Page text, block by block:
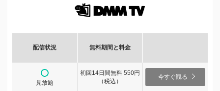
配信状況 無料期間と料金
見放題
初回14日間無料 550円
（税込）
今すぐ観る